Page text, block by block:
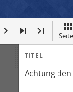
I
f
TITEL
Achtung